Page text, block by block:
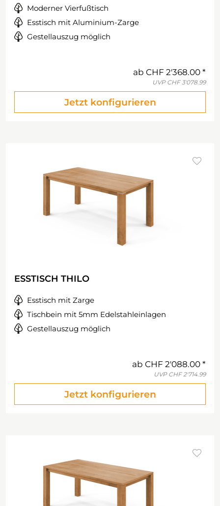
Moderner Vierfußtisch
Esstisch mit Aluminium-Zarge
Gestellauszug möglich
ab CHF 2'368.00
UVP CHF 3'078.99
Jetzt konfigurieren
ESSTISCH THILO
Esstisch mit Zarge
Tischbein mit 5mm Edelstahleinlagen
Gestellauszug möglich
ab CHF 2'088.00
UVP CHF 2'714.99
Jetzt konfigurieren